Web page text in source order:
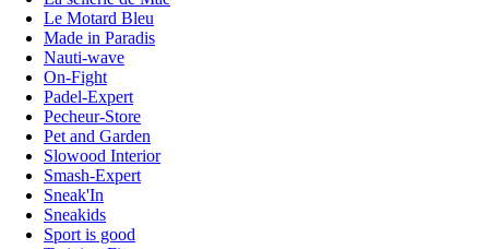
Le Motard Bleu
Made in Paradis
Nauti-wave
On-Fight
Padel-Expert
Pecheur-Store
Pet and Garden
Slowood Interior
Smash-Expert
Sneak'In
Sneakids
Sport is good